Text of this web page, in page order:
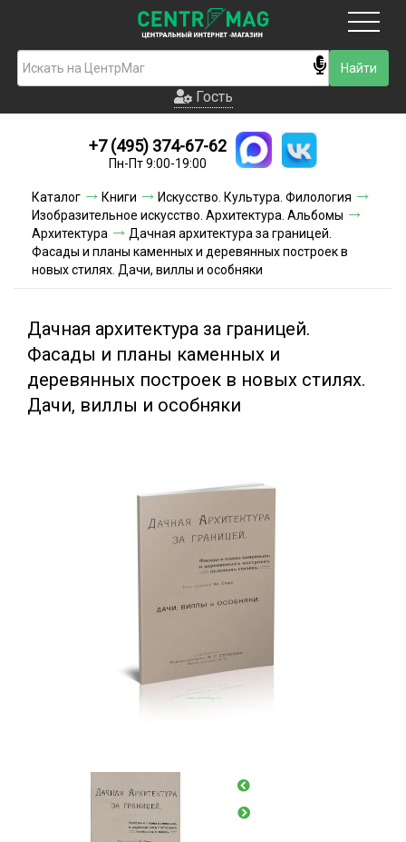
Гость
Новинки
Условия доставки
Условия оплаты
Контакты
Гость
+7 (495) 374-67-62
Пн-Пт 9:00-19:00
Каталог Книги
Искусство. Культура. Филология
Изобразительное искусство. Архитектура. Альбомы
Архитектура
Дачная архитектура за границей.
Фасады и планы каменных и деревянных построек в
новых стилях. Дачи, виллы и особняки
Дачная архитектура за границей.
Фасады и планы каменных и
деревянных построек в новых стилях.
Дачи, виллы и особняки